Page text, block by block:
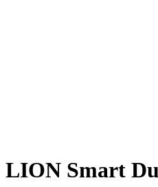
LION Smart